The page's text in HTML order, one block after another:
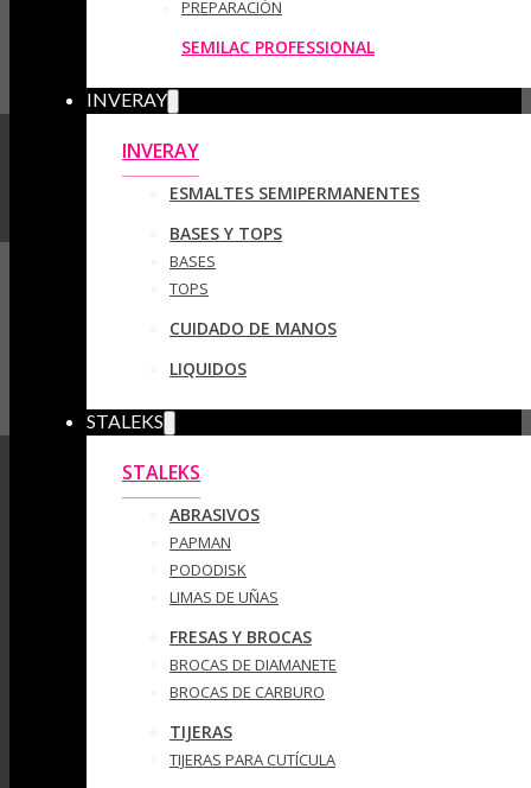
PREPARACIÓN
SEMILAC PROFESSIONAL
INVERAY
INVERAY
ESMALTES SEMIPERMANENTES
BASES Y TOPS
BASES
TOPS
CUIDADO DE MANOS
LIQUIDOS
STALEKS
STALEKS
ABRASIVOS
PAPMAN
PODODISK
LIMAS DE UÑAS
FRESAS Y BROCAS
BROCAS DE DIAMANETE
BROCAS DE CARBURO
TIJERAS
TIJERAS PARA CUTÍCULA